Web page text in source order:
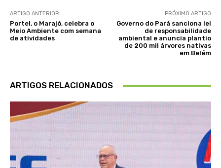
ARTIGO ANTERIOR
Portel, o Marajó, celebra o
Meio Ambiente com semana
de atividades
PRÓXIMO ARTIGO
Governo do Pará sanciona lei
de responsabilidade
ambiental e anuncia plantio
de 200 mil árvores nativas
em Belém
ARTIGOS RELACIONADOS